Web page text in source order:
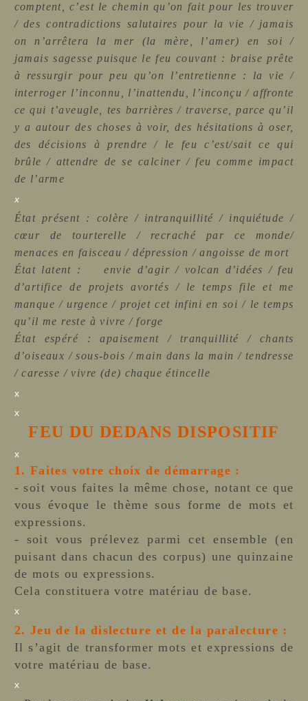
comptent, c’est le chemin qu’on fait pour les trouver
/ des contradictions salutaires pour la vie / jamais
on n’arrêtera la mer (la mère, l’amer) en soi /
jamais sagesse puisque le feu couvant : braise prête
à ressurgir pour peu qu’on l’entretienne : la vie /
interroger l’inconnu, l’inattendu, l’inconçu / affronte
ce qui t’aveugle, tes barrières / traverse, parce qu’il
y a autour des choses à voir, des hésitations à oser,
des décisions à prendre / le feu c’est/sait ce qui
brûle / attendre de se calciner / feu comme impact
de l’arme
x
État présent : colère / intranquillité / inquiétude /
cœur de tourterelle / recraché par ce monde/
menaces en faisceau / dépression / angoisse de mort
État latent : envie d’agir / volcan d’idées / feu
d’artifice de projets avortés / le temps file et me
manque / urgence / projet cet infini en soi / le temps
qu’il me reste à vivre / forge
État espéré : apaisement / tranquillité / chants
d’oiseaux / sous-bois / main dans la main / tendresse
/ caresse / vivre (de) chaque étincelle
x
x
FEU DU DEDANS DISPOSITIF
x
1. Faites votre choix de démarrage :
- soit vous faites la même chose, notant ce que
vous évoque le thème sous forme de mots et
expressions.
- soit vous prélevez parmi cet ensemble (en
puisant dans chacun des corpus) une quinzaine
de mots ou expressions.
Cela constituera votre matériau de base.
x
2. Jeu de la dislecture et de la paralecture :
Il s’agit de transformer mots et expressions de
votre matériau de base.
x